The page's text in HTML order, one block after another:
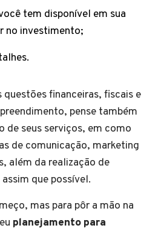
tem disponível em sua
no investimento;
questões financeiras, fiscais e
pense também
de seus serviços, em como
de comunicação, marketing
além da realização de
que possível.
mas para pôr a mão na
planejamento para